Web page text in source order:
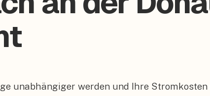
unabhängiger werden und Ihre